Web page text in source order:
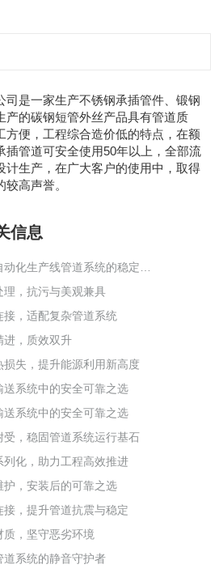
司是一家生产不锈钢承插管件、锻钢
产的碳钢短管外丝产品具有管道质
方便，工程综合造价低的特点，在额
插管道可安全使用50年以上，全部流
计生产，在广大客户的使用中，取得
高声誉。
信息
理，抗污与美观兼具
接，适配复杂管道系统
进，质效双升
损失，提升能源利用新高度
送系统中的安全可靠之选
送系统中的安全可靠之选
受，稳固管道系统运行基石
列化，助力工程高效推进
护，安装后的可靠之选
接，提升管道抗震与稳定
质，坚守恶劣环境
道系统的静音守护者